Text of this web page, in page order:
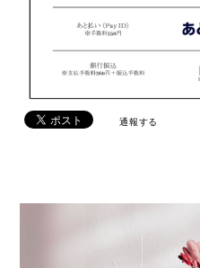
通報する